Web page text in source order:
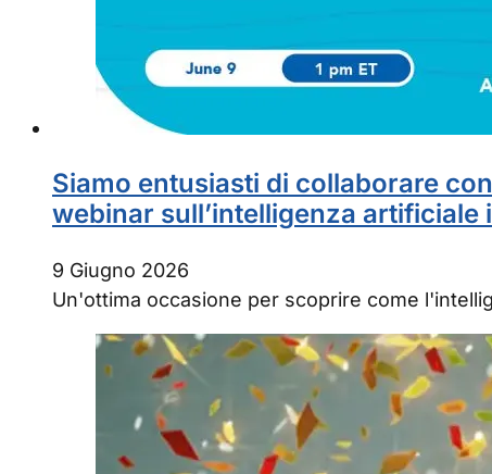
Siamo entusiasti di collaborare
webinar sull’intelligenza
9 Giugno 2026
Un'ottima occasione per scoprire come